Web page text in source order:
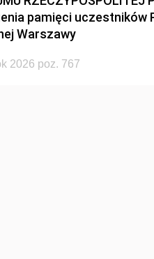
pamięci uczestników
Warszawy
2026 poz. 767